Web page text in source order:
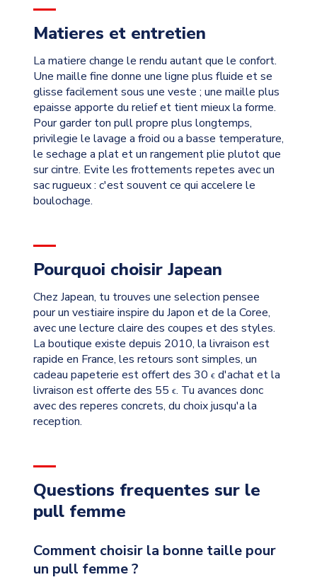
Matieres et entretien
La matiere change le rendu autant que le confort.
Une maille fine donne une ligne plus fluide et se
glisse facilement sous une veste ; une maille plus
epaisse apporte du relief et tient mieux la forme.
Pour garder ton pull propre plus longtemps,
privilegie le lavage a froid ou a basse temperature,
le sechage a plat et un rangement plie plutot que
sur cintre. Evite les frottements repetes avec un
sac rugueux : c'est souvent ce qui accelere le
boulochage.
Pourquoi choisir Japean
Chez Japean, tu trouves une selection pensee
pour un vestiaire inspire du Japon et de la Coree,
avec une lecture claire des coupes et des styles.
La boutique existe depuis 2010, la livraison est
rapide en France, les retours sont simples, un
cadeau papeterie est offert des 30 €d'achat et la
livraison est offerte des 55 €. Tu avances donc
avec des reperes concrets, du choix jusqu'a la
reception.
Questions frequentes sur le
pull femme
Comment choisir la bonne taille pour
un pull femme ?